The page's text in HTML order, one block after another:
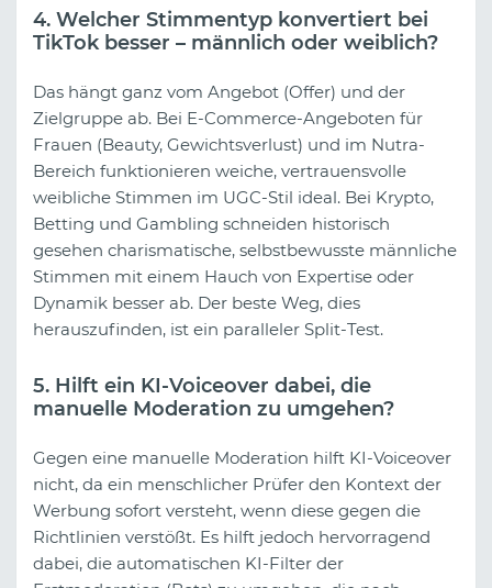
4. Welcher Stimmentyp konvertiert bei
TikTok besser – männlich oder weiblich?
Das hängt ganz vom Angebot (Offer) und der
Zielgruppe ab. Bei E-Commerce-Angeboten für
Frauen (Beauty, Gewichtsverlust) und im Nutra-
Bereich funktionieren weiche, vertrauensvolle
weibliche Stimmen im UGC-Stil ideal. Bei Krypto,
Betting und Gambling schneiden historisch
gesehen charismatische, selbstbewusste männliche
Stimmen mit einem Hauch von Expertise oder
Dynamik besser ab. Der beste Weg, dies
herauszufinden, ist ein paralleler Split-Test.
5. Hilft ein KI-Voiceover dabei, die
manuelle Moderation zu umgehen?
Gegen eine manuelle Moderation hilft KI-Voiceover
nicht, da ein menschlicher Prüfer den Kontext der
Werbung sofort versteht, wenn diese gegen die
Richtlinien verstößt. Es hilft jedoch hervorragend
dabei, die automatischen KI-Filter der